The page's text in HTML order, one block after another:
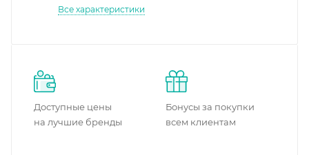
Все характеристики
Доступные цены
на лучшие бренды
Бонусы за покупки
всем клиентам